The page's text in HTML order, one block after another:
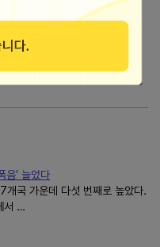
wibinalalala
음’ 늘었다
국 가운데 다섯 번째로 높았다.
서 …